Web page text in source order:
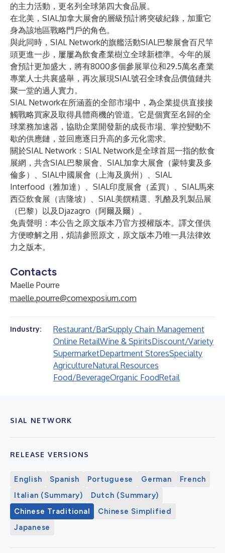
的主力活動，更名列全球第四大食品展。
在北美，SIAL加拿大展會的層級預計將突破紀錄，加重它
身為該地區戰略門戶的角色。
與此同時，SIAL Network的旗艦活動SIAL巴黎展會百尺竿
頭更進一步，屢屢為飲食產業樹立全球新標準。今年的展
會預計更加盛大，將有8000多個參展單位和29.5萬名產業
專業人士共襄盛舉，再次展現SIAL號召全球食品價值鏈共
聚一堂的過人實力。
SIAL Network在所涵蓋的全部市場中，為企業提供直接接
觸戰略買家及取得具體商機的管道。它是個實至名歸的全
球業務加速器，協助企業開發新的成長市場、掌控變動不
歇的供應鏈，並回應逐日升高的多元化需求。
關於SIAL Network：SIAL Network是全球首屈一指的飲食
展網，共含SIAL巴黎展會、SIAL加拿大展會（蒙特婁及多
倫多）、SIAL中國展會（上海及廣州）、SIAL
Interfood（雅加達）、SIAL印度展會（孟買）、SIAL馬來
西亞飲食展（吉隆坡）、SIAL美饌精選、乳酪及乳製品展
（巴黎）以及Djazagro（阿爾及爾）。
免責聲明：本公告之原文版本乃官方授權版本。譯文僅供
方便瞭解之用，煩請參照原文，原文版本乃唯一具法律效
力之版本。
Contacts
Maelle Pourre
maelle.pourre@comexposium.com
Industry: Restaurant/BarSupply Chain Management
Online RetailWine & SpiritsDiscount/Variety
SupermarketDepartment StoresSpecialty
AgricultureNatural Resources
Food/BeverageOrganic FoodRetail
SIAL NETWORK
RELEASE VERSIONS
English Spanish Portuguese German
French
Italian (Summary)
Dutch (Summary)
Chinese Traditional
Chinese Simplified
Japanese